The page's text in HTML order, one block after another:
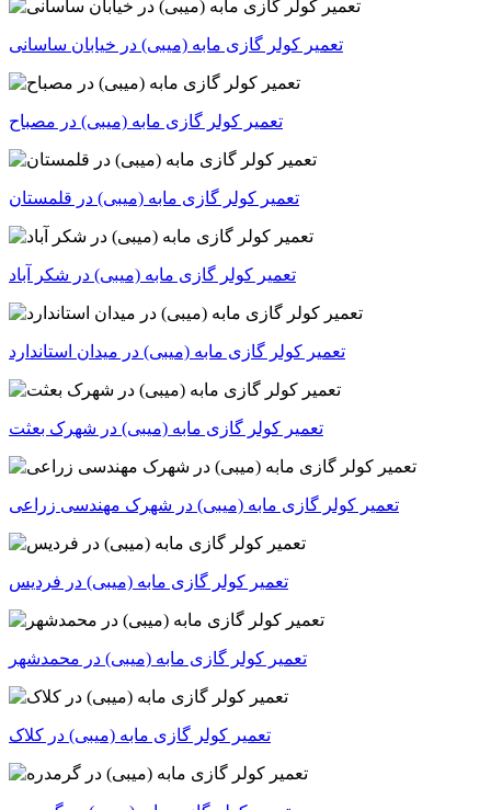
تعمیر کولر گازی مابه (میبی) در خیابان ساسانی
تعمیر کولر گازی مابه (میبی) در مصباح
تعمیر کولر گازی مابه (میبی) در قلمستان
تعمیر کولر گازی مابه (میبی) در شکر آباد
تعمیر کولر گازی مابه (میبی) در میدان استاندارد
تعمیر کولر گازی مابه (میبی) در شهرک بعثت
تعمیر کولر گازی مابه (میبی) در شهرک مهندسی زراعی
تعمیر کولر گازی مابه (میبی) در فردیس
تعمیر کولر گازی مابه (میبی) در محمدشهر
تعمیر کولر گازی مابه (میبی) در کلاک